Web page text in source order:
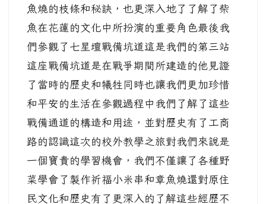
魚燒的枝條和秘訣，也更深入地了了解了柴
魚在花蓮的文化中所扮演的重要角色最後我
們參觀了七星壇戰備坑道這是我們的第三站
這座戰備坑道是在戰爭期間所建造的他見證
了當時的歷史和犧牲同時也讓我們更加珍惜
和平安的生活在參觀過程中我們了解了這些
戰備通道的構造和用途，並對歷史有了工商
路的認識這次的校外教學之旅對我們來說是
一個寶貴的學習機會，我們不僅讓了各種野
菜學會了製作祈福小米串和章魚燒還對原住
民文化和歷史有了更深入的了解這些經歷不